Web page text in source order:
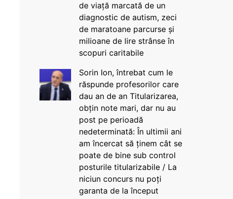
de viață marcată de un
diagnostic de autism, zeci
de maratoane parcurse și
milioane de lire strânse în
scopuri caritabile
Sorin Ion, întrebat cum le
răspunde profesorilor care
dau an de an Titularizarea,
obțin note mari, dar nu au
post pe perioadă
nedeterminată: În ultimii ani
am încercat să ținem cât se
poate de bine sub control
posturile titularizabile / La
niciun concurs nu poți
garanta de la început